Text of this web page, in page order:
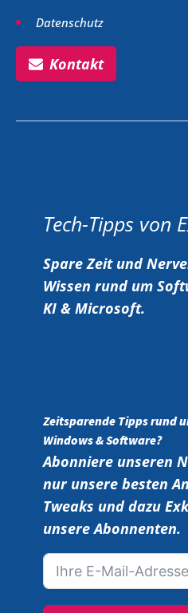
Datenschutz
Kontakt
Tech-Tipps von
Spare Zeit und
Wissen rund um
KI & Microsoft.
Zeitsparende Tipps rund
Windows & Software?
Abonniere unseren
nur unsere besten
Tweaks und dazu
unsere Abonnenten.